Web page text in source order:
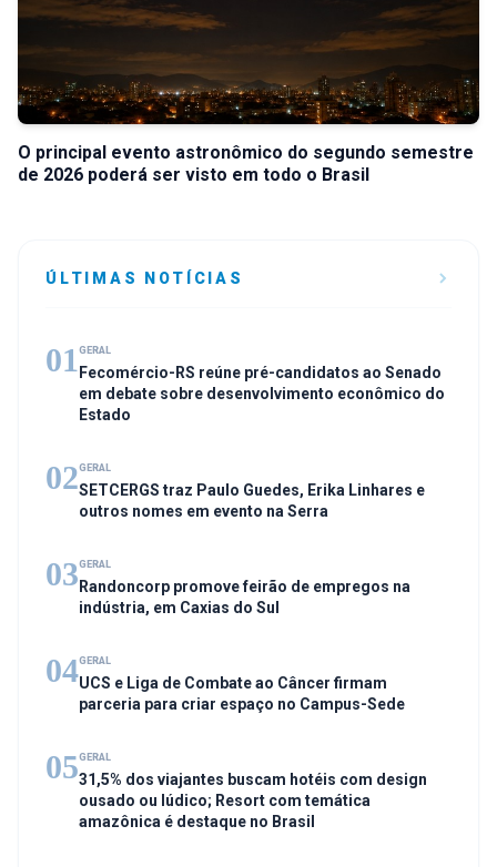
O principal evento astronômico do segundo semestre
de 2026 poderá ser visto em todo o Brasil
ÚLTIMAS NOTÍCIAS
01 GERAL
Fecomércio-RS reúne pré-candidatos ao Senado
em debate sobre desenvolvimento econômico do
Estado
02GERAL
SETCERGS traz Paulo Guedes, Erika Linhares e
outros nomes em evento na Serra
03GERAL
Randoncorp promove feirão de empregos na
indústria, em Caxias do Sul
04GERAL
UCS e Liga de Combate ao Câncer firmam
parceria para criar espaço no Campus-Sede
05GERAL
31,5% dos viajantes buscam hotéis com design
ousado ou lúdico; Resort com temática
amazônica é destaque no Brasil